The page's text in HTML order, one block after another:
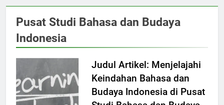
Pusat Studi Bahasa dan Budaya
Indonesia
Judul Artikel: Menjelajahi
Keindahan Bahasa dan
Budaya Indonesia di Pusat